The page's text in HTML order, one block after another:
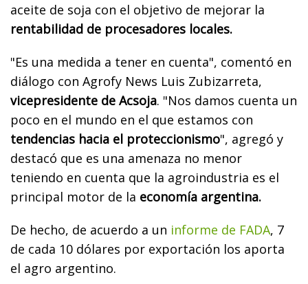
aceite de soja con el objetivo de mejorar la
rentabilidad de procesadores locales.
"Es una medida a tener en cuenta", comentó en
diálogo con Agrofy News Luis Zubizarreta,
vicepresidente de Acsoja. "Nos damos cuenta un
poco en el mundo en el que estamos con
tendencias hacia el proteccionismo", agregó y
destacó que es una amenaza no menor
teniendo en cuenta que la agroindustria es el
principal motor de la economía argentina.
De hecho, de acuerdo a un informe de FADA, 7
de cada 10 dólares por exportación los aporta
el agro argentino.